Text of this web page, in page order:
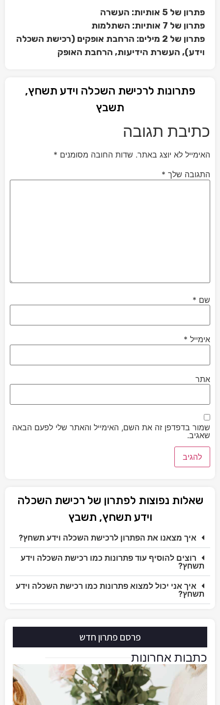
פתרון של 5 אותיות: העשרה
פתרון של 7 אותיות: השתלמות
פתרון של 2 מילים: הרחבת אופקים (רכישת השכלה
וידע), העשרת הידיעות, הרחבת האופק
פתרונות לרכישת השכלה וידע תשחץ,
תשבץ
כתיבת תגובה
האימייל לא יוצג באתר. שדות החובה מסומנים *
התגובה שלך *
שם *
אימייל *
אתר
שמור בדפדפן זה את השם, האימייל והאתר שלי לפעם הבאה
שאגיב.
שאלות נפוצות לפתרון של רכישת השכלה
וידע תשחץ, תשבץ
איך מצאנו את הפתרון לרכישת השכלה וידע תשחץ?
רוצים להוסיף עוד פתרונות כמו רכישת השכלה וידע
תשחץ?
איך אני יכול למצוא פתרונות כמו רכישת השכלה וידע
תשחץ?
פרסם פתרון חדש
כתבות אחרונות